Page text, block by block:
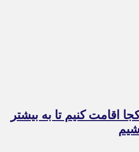
۳ روز؛ کجا اقامت کنیم تا به بیشتر